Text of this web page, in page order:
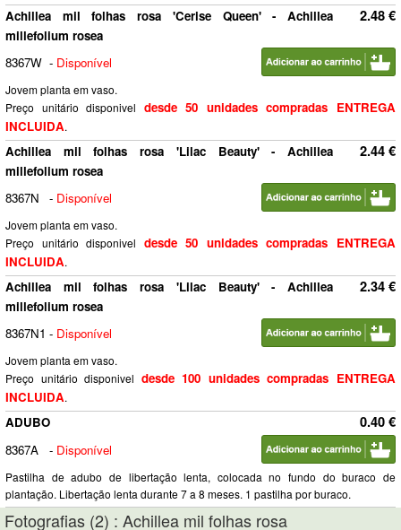
2.48 €
Achillea mil folhas rosa 'Cerise Queen' - Achillea
millefolium rosea
8367W - Disponível
Jovem planta em vaso.
Preço unitário disponivel desde 50 unidades compradas ENTREGA
INCLUIDA.
2.44 €
Achillea mil folhas rosa 'Lilac Beauty' - Achillea
millefolium rosea
8367N
- Disponível
Jovem planta em vaso.
Preço unitário disponivel desde 50 unidades compradas ENTREGA
INCLUIDA.
2.34 €
Achillea mil folhas rosa 'Lilac Beauty' - Achillea
millefolium rosea
8367N1 - Disponível
Jovem planta em vaso.
Preço unitário disponivel desde 100 unidades compradas ENTREGA
INCLUIDA.
0.40 €
ADUBO
8367A
- Disponível
Pastilha de adubo de libertação lenta, colocada no fundo do buraco de
plantação. Libertação lenta durante 7 a 8 meses. 1 pastilha por buraco.
Fotografias (2) : Achillea mil folhas rosa